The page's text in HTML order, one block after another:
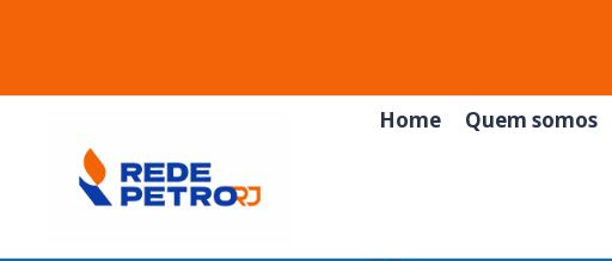
Home Quem somos